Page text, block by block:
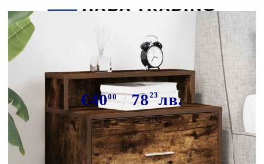
Нощно шкафче с чекмедже,
опушен дъб, 51x31x47 см
€4000 7823лв.
В наличност: 2 бр.